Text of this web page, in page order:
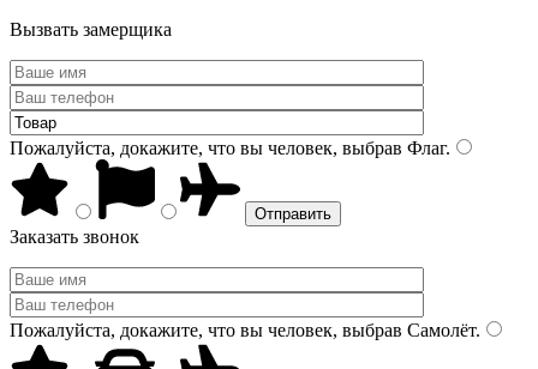
Вызвать замерщика
Пожалуйста, докажите, что вы человек, выбрав Флаг.
Заказать звонок
Пожалуйста, докажите, что вы человек, выбрав Самолёт.